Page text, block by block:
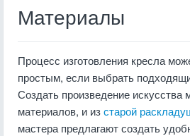
Материалы
Процесс изготовления кресла
простым, если выбрать
Создать произведение искусства
материалов, и изстарой
мастера предлагают создать